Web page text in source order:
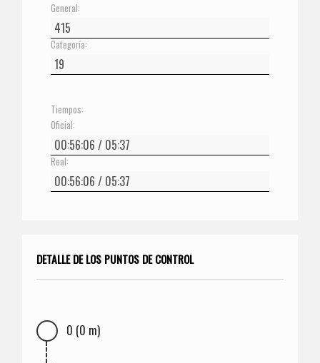
General:
Categoría:
Tiempos:
Oficial:
Real:
DETALLE DE LOS PUNTOS DE CONTROL
0 (0 m)